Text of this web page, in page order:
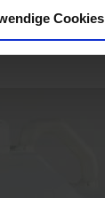
Cookies